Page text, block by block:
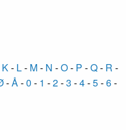
K- L- M- N -O- P -Q- R -
-Å-0 - 1 -2-3 -4-5-6-